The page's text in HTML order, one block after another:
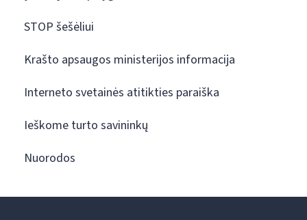
STOP šešėliui
Krašto apsaugos ministerijos informacija
Interneto svetainės atitikties paraiška
Ieškome turto savininkų
Nuorodos